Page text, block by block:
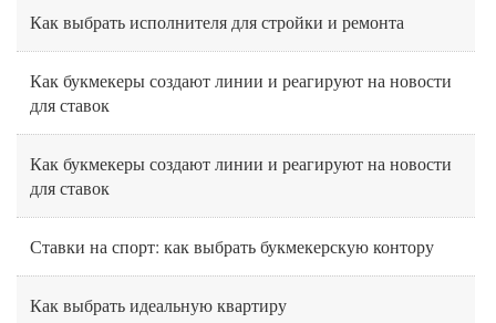
Как выбрать исполнителя для стройки и ремонта
Как букмекеры создают линии и реагируют на новости
для ставок
Как букмекеры создают линии и реагируют на новости
для ставок
Ставки на спорт: как выбрать букмекерскую контору
Как выбрать идеальную квартиру